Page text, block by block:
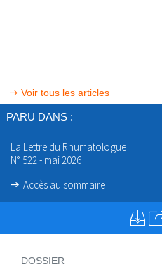
Voir tous les articles
PARU DANS :
La Lettre du Rhumatologue
N° 522 - mai 2026
Accès au sommaire
DOSSIER